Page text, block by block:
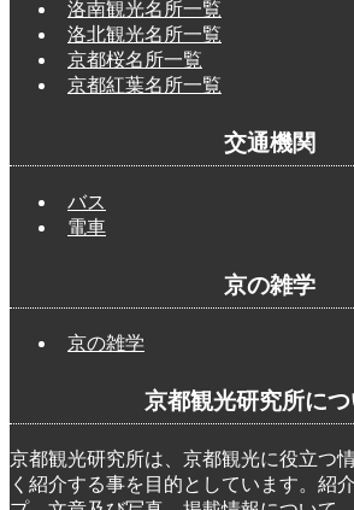
洛南観光名所一覧
洛北観光名所一覧
京都桜名所一覧
京都紅葉名所一覧
交通機関
バス
電車
京の雑学
京の雑学
京都観光研究所に
京都観光研究所は、京都観光に役立つ
く紹介する事を目的としています。紹